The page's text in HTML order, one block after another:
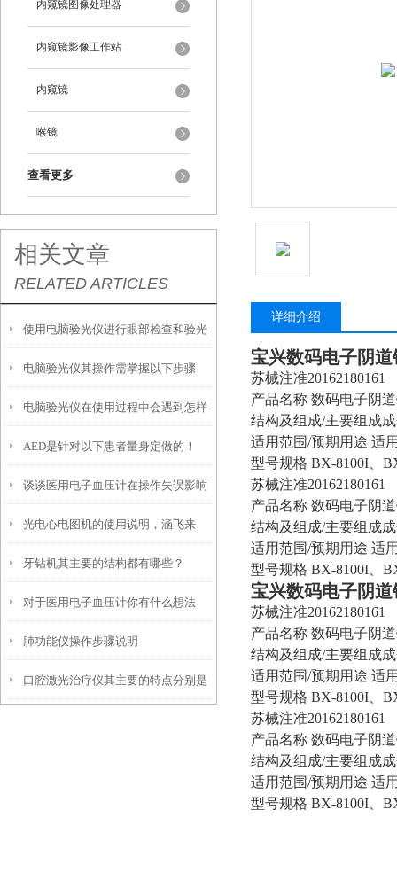
内窥镜图像处理器
内窥镜影像工作站
内窥镜
喉镜
查看更多
相关文章
RELATED ARTICLES
使用电脑验光仪进行眼部检查和验光
时，需要注意以下事项
电脑验光仪其操作需掌握以下步骤
电脑验光仪在使用过程中会遇到怎样
的问题呢？
AED是针对以下患者量身定做的！
谈谈医用电子血压计在操作失误影响
测量结果
光电心电图机的使用说明，涵飞来
谈！
牙钻机其主要的结构都有哪些？
对于医用电子血压计你有什么想法
呢？
肺功能仪操作步骤说明
口腔激光治疗仪其主要的特点分别是
详细介绍
宝兴数码电子阴
苏械注准20162180161
产品名称 数码电子阴
结构及组成/主要组成
适用范围/预期用途 适
型号规格 BX-8100I、
苏械注准20162180161
产品名称 数码电子阴
结构及组成/主要组成
适用范围/预期用途 适
型号规格 BX-8100I、
宝兴数码电子阴
苏械注准20162180161
产品名称 数码电子阴
结构及组成/主要组成
适用范围/预期用途 适
型号规格 BX-8100I、
苏械注准20162180161
产品名称 数码电子阴
结构及组成/主要组成
适用范围/预期用途 适
型号规格 BX-8100I、